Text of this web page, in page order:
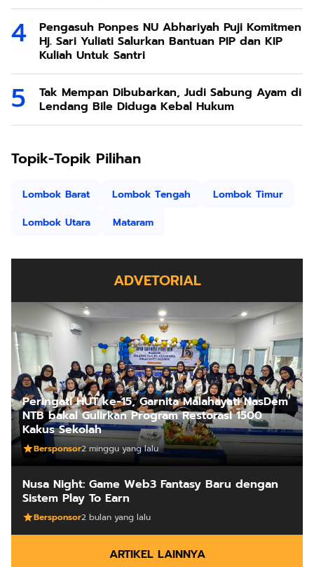
Pengasuh Ponpes NU Abhariyah Puji Komitmen
Hj. Sari Yuliati Salurkan Bantuan PIP dan KIP
Kuliah Untuk Santri
Tak Mempan Dibubarkan, Judi Sabung Ayam di
Lendang Bile Diduga Kebal Hukum
Topik-Topik Pilihan
Lombok Barat Lombok Tengah
Lombok Timur
Lombok Utara
Mataram
ADVETORIAL
Peringati HUT ke-15, Garnita Malahayati NasDem
NTB bakal Gulirkan Program Restorasi 1500
Kakus Sekolah
Bersponsor2 minggu yang lalu
Nusa Night: Game Web3 Fantasy Baru dengan
Sistem Play To Earn
Bersponsor2 bulan yang lalu
ARTIKEL LAINNYA